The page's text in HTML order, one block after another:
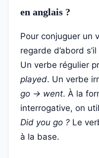
en anglais ?
Pour conjuguer un
regarde d’abord
Un verbe régulier
played. Un verbe
go → went. À la
interrogative, on
Did you go ? Le
à la base.